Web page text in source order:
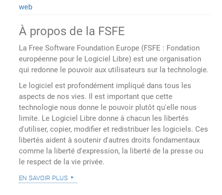
web
À propos de la FSFE
La Free Software Foundation Europe (FSFE : Fondation
européenne pour le Logiciel Libre) est une organisation
qui redonne le pouvoir aux utilisateurs sur la technologie.
Le logiciel est profondément impliqué dans tous les
aspects de nos vies. Il est important que cette
technologie nous donne le pouvoir plutôt qu'elle nous
limite. Le Logiciel Libre donne à chacun les libertés
d'utiliser, copier, modifier et redistribuer les logiciels. Ces
libertés aident à soutenir d'autres droits fondamentaux
comme la liberté d'expression, la liberté de la presse ou
le respect de la vie privée.
en savoir plus